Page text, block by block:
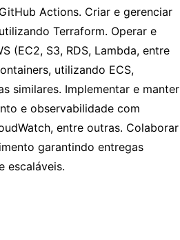
Actions. Criar e gerenciar
Terraform. Operar e
(EC2, S3, RDS, Lambda, entre
utilizando ECS,
similares. Implementar e manter
e observabilidade com
entre outras. Colaborar
garantindo entregas
escaláveis.